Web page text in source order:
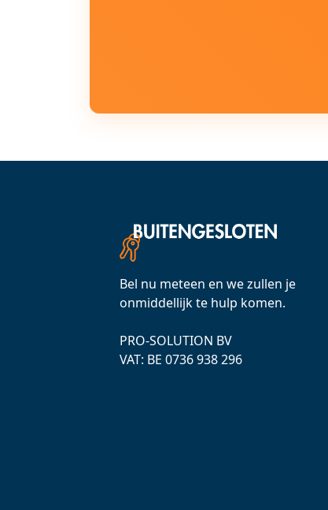
Bel nu meteen en we zullen je
onmiddellijk te hulp komen.
PRO-SOLUTION BV
VAT: ВЕ 0736 938 296